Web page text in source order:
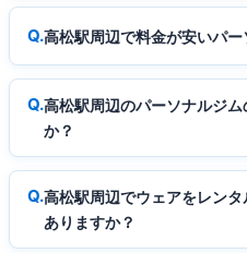
高松駅周辺で料金が安いパ
高松駅周辺のパーソナルジ
か？
高松駅周辺でウェアをレン
ありますか？